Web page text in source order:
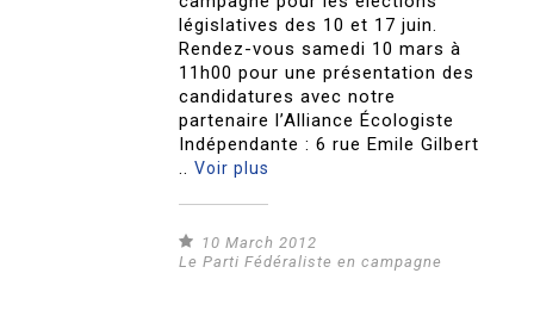
législatives des 10 et 17 juin.
Rendez-vous samedi 10 mars à
11h00 pour une présentation des
candidatures avec notre
partenaire l’Alliance Écologiste
Indépendante : 6 rue Emile Gilbert
..Voir plus
10 March 2012
Le Parti Fédéraliste en campagne